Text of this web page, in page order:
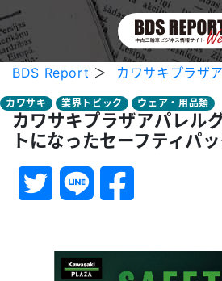
BDS Report ＞ カワサキプラザアパレルグッズなどが
カワサキ 業界トピック ウェア・用品類
カワサキプラザアパレル
トになったセーフティパ